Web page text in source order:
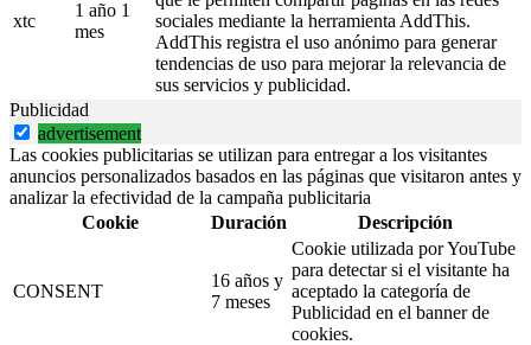
xtc
1 año 1
mes
sociales mediante la herramienta AddThis.
AddThis registra el uso anónimo para generar
tendencias de uso para mejorar la relevancia de
sus servicios y publicidad.
Publicidad
advertisement
Las cookies publicitarias se utilizan para entregar a los visitantes
anuncios personalizados basados en las páginas que visitaron antes y
analizar la efectividad de la campaña publicitaria
Cookie
Duración Descripción
CONSENT
16 años y
7 meses
Cookie utilizada por YouTube
para detectar si el visitante ha
aceptado la categoría de
Publicidad en el banner de
cookies.